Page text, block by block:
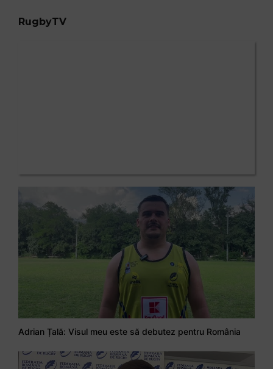
RugbyTV
Adrian Țală: Visul meu este să debutez pentru România